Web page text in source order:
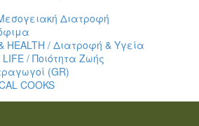
Διατροφή
HEALTH / Διατροφή & Υγεία
LIFE / Ποιότητα Ζωής
(GR)
COOKS